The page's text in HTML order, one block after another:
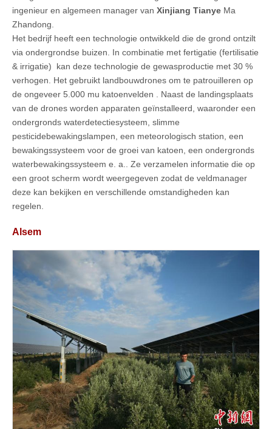
ingenieur en algemeen manager van Xinjiang Tianye Ma
Zhandong.
Het bedrijf heeft een technologie ontwikkeld die de grond ontzilt
via ondergrondse buizen. In combinatie met fertigatie (fertilisatie
& irrigatie) kan deze technologie de gewasproductie met 30 %
verhogen. Het gebruikt landbouwdrones om te patrouilleren op
de ongeveer 5.000 mu katoenvelden . Naast de landingsplaats
van de drones worden apparaten geïnstalleerd, waaronder een
ondergronds waterdetectiesysteem, slimme
pesticidebewakingslampen, een meteorologisch station, een
bewakingssysteem voor de groei van katoen, een ondergronds
waterbewakingssysteem e. a.. Ze verzamelen informatie die op
een groot scherm wordt weergegeven zodat de veldmanager
deze kan bekijken en verschillende omstandigheden kan
regelen.
Alsem